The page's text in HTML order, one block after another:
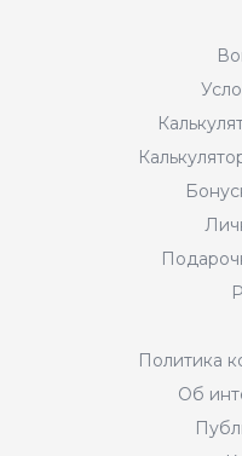
Политика
Об